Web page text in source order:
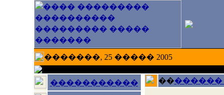
�������, 25 ����� 2005
�����������
��������